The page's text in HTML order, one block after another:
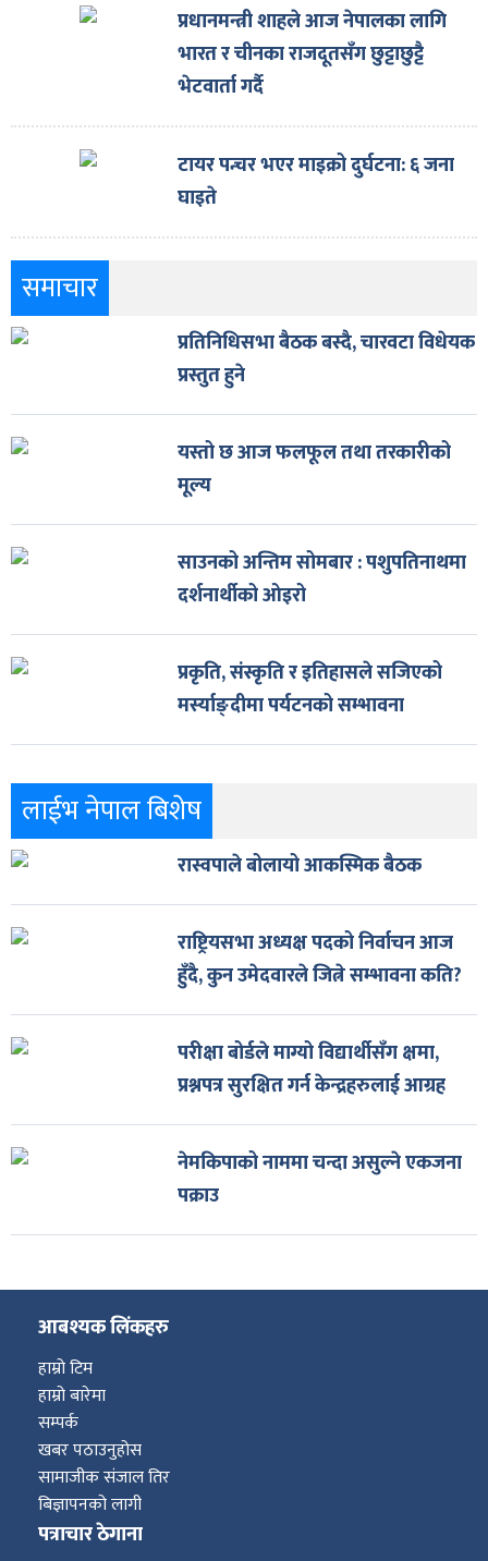
प्रधानमन्त्री शाहले आज नेपालका लागि
भारत र चीनका राजदूतसँग छुट्टाछुट्टै
भेटवार्ता गर्दै
टायर पन्चर भएर माइक्रो दुर्घटना: ६ जना
घाइते
समाचार
प्रतिनिधिसभा बैठक बस्दै, चारवटा विधेयक
प्रस्तुत हुने
यस्तो छ आज फलफूल तथा तरकारीको
मूल्य
साउनको अन्तिम सोमबार : पशुपतिनाथमा
दर्शनार्थीको ओइरो
प्रकृति, संस्कृति र इतिहासले सजिएको
मर्स्याङ्दीमा पर्यटनको सम्भावना
लाईभ नेपाल बिशेष
रास्वपाले बोलायो आकस्मिक बैठक
राष्ट्रियसभा अध्यक्ष पदको निर्वाचन आज
हुँदै, कुन उमेदवारले जित्ने सम्भावना कति?
परीक्षा बोर्डले माग्यो विद्यार्थीसँग क्षमा,
प्रश्नपत्र सुरक्षित गर्न केन्द्रहरुलाई आग्रह
नेमकिपाको नाममा चन्दा असुल्ने एकजना
पक्राउ
आबश्यक लिंकहरु
हाम्रो टिम
हाम्रो बारेमा
सम्पर्क
खबर पठाउनुहोस
सामाजीक संजाल तिर
बिज्ञापनको लागी
पत्राचार ठेगाना